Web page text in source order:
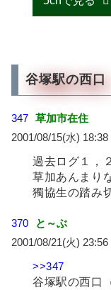
谷塚駅の西口
347 草加市在住
2001/08/15(水) 18:38
過去ログ１，
草加あんまり
獨協生の踏み
370
と～ぶ
2001/08/21(火) 23:56
>>347
谷塚駅の西口